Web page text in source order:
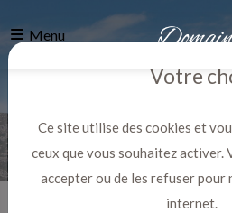
Menu
Votre
Ce site utilise des cookies et
ceux que vous souhaitez activer.
accepter ou de les refuser
internet.